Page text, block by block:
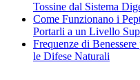
Tossine dal Sistema
Come Funzionano i
Portarli a un Livello
Frequenze di
le Difese Naturali